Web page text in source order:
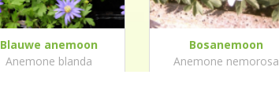
Blauwe anemoon
Anemone blanda
Bosanemoon
Anemone nemorosa